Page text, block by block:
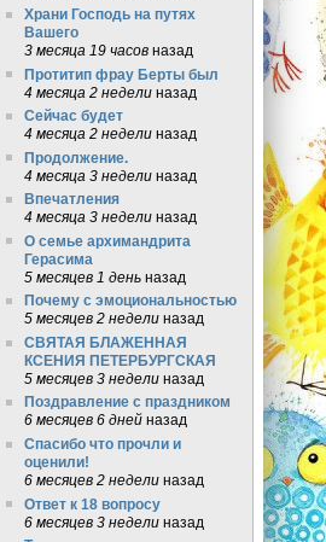
Храни Господь на путях
Вашего
3 месяца 19 часовназад
Протитип фрау Берты был
4 месяца 2 неделиназад
Сейчас будет
4 месяца 2 неделиназад
Продолжение.
4 месяца 3 неделиназад
Впечатления
4 месяца 3 неделиназад
О семье архимандрита
Герасима
5 месяцев 1 деньназад
Почему с эмоциональностью
5 месяцев 2 неделиназад
СВЯТАЯ БЛАЖЕННАЯ
КСЕНИЯ ПЕТЕРБУРГСКАЯ
5 месяцев 3 неделиназад
Поздравление с праздником
6 месяцев 6 днейназад
Спасибо что прочли и
оценили!
6 месяцев 2 неделиназад
Ответ к 18 вопросу
6 месяцев 3 неделиназад